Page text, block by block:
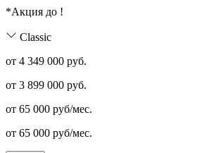
*Акция до !
Classic
от 4 349 000 руб.
от 3 899 000 руб.
от 65 000 руб/мес.
от 65 000 руб/мес.